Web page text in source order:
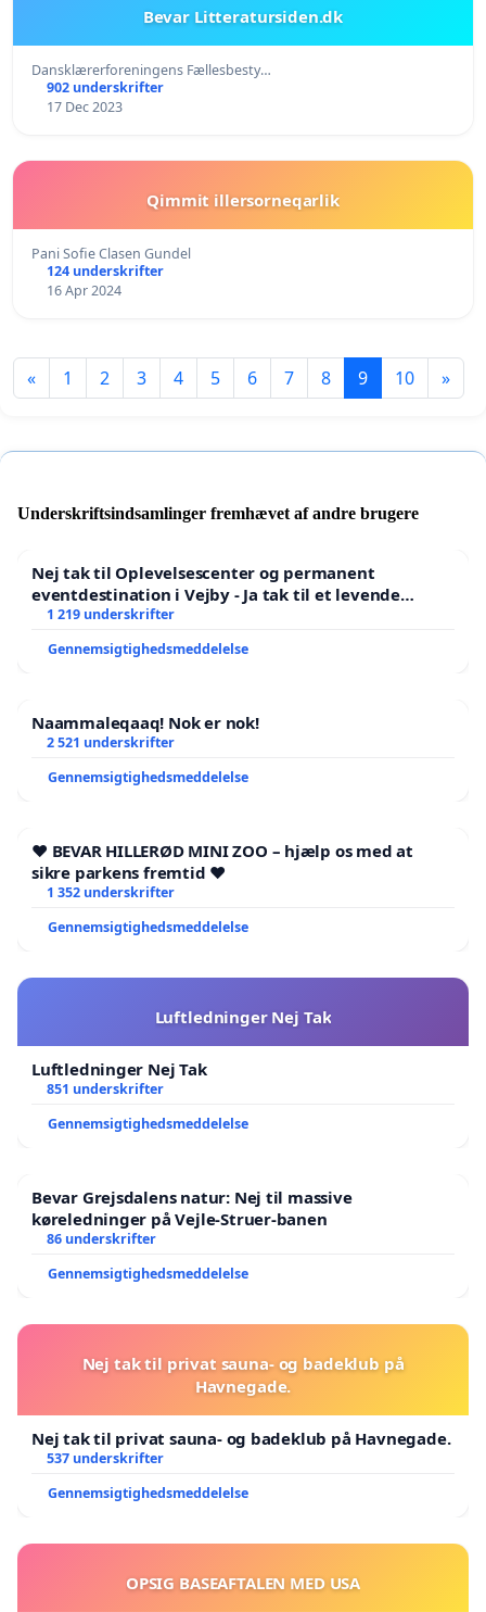
Bevar Litteratursiden.dk
Dansklærerforeningens Fællesbesty…
902 underskrifter
17 Dec 2023
Qimmit illersorneqarlik
Pani Sofie Clasen Gundel
124 underskrifter
16 Apr 2024
« 1 2 3 4 5 6 7 8 9 10 »
Underskriftsindsamlinger fremhævet af andre brugere
Nej tak til Oplevelsescenter og permanent
eventdestination i Vejby - Ja tak til et levende
lokalområde i balance
1 219 underskrifter
Gennemsigtighedsmeddelelse
Naammaleqaaq! Nok er nok!
2 521 underskrifter
Gennemsigtighedsmeddelelse
❤️ BEVAR HILLERØD MINI ZOO – hjælp os med at
sikre parkens fremtid ❤️
1 352 underskrifter
Gennemsigtighedsmeddelelse
Luftledninger Nej Tak
Luftledninger Nej Tak
851 underskrifter
Gennemsigtighedsmeddelelse
Bevar Grejsdalens natur: Nej til massive
køreledninger på Vejle-Struer-banen
86 underskrifter
Gennemsigtighedsmeddelelse
Nej tak til privat sauna- og badeklub på
Havnegade.
Nej tak til privat sauna- og badeklub på Havnegade.
537 underskrifter
Gennemsigtighedsmeddelelse
OPSIG BASEAFTALEN MED USA